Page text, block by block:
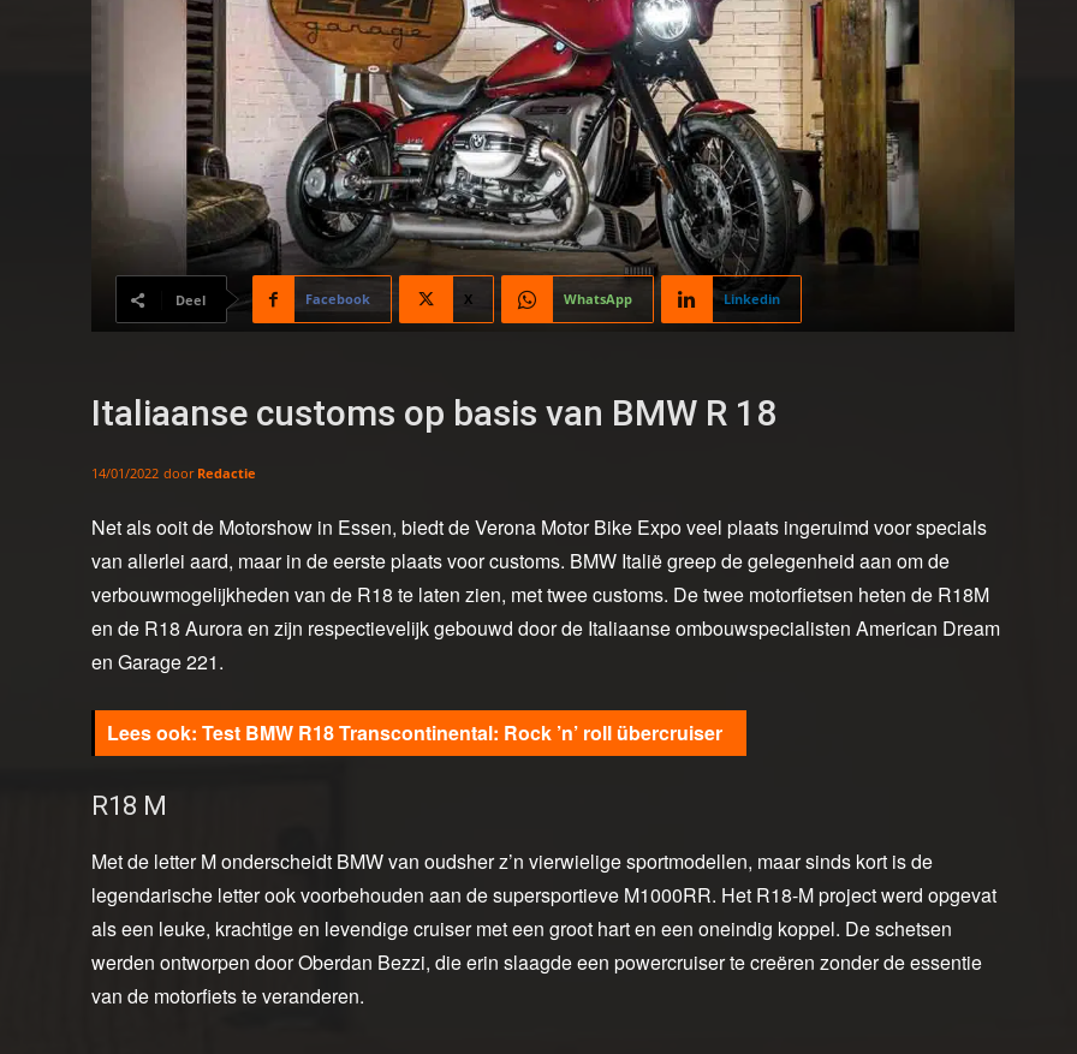
Deel Facebook X WhatsApp Linkedin
Italiaanse customs op basis van BMW R 18
14/01/2022 door Redactie
Net als ooit de Motorshow in Essen, biedt de Verona Motor Bike Expo veel plaats ingeruimd voor specials
van allerlei aard, maar in de eerste plaats voor customs. BMW Italië greep de gelegenheid aan om de
verbouwmogelijkheden van de R18 te laten zien, met twee customs. De twee motorfietsen heten de R18M
en de R18 Aurora en zijn respectievelijk gebouwd door de Italiaanse ombouwspecialisten American Dream
en Garage 221.
Test BMW R18 Transcontinental: Rock ’n’ roll übercruiser
R18 M
Met de letter M onderscheidt BMW van oudsher z’n vierwielige sportmodellen, maar sinds kort is de
legendarische letter ook voorbehouden aan de supersportieve M1000RR. Het R18-M project werd opgevat
als een leuke, krachtige en levendige cruiser met een groot hart en een oneindig koppel. De schetsen
werden ontworpen door Oberdan Bezzi, die erin slaagde een powercruiser te creëren zonder de essentie
van de motorfiets te veranderen.